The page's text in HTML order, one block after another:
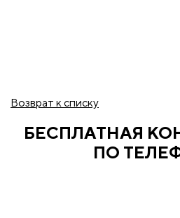
Возврат к списку
БЕСПЛАТНАЯ
ПО